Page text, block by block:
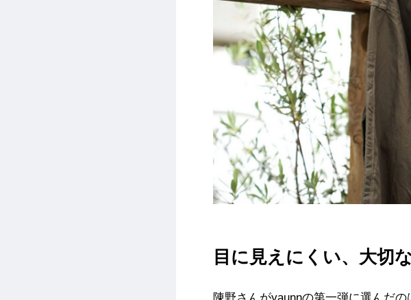
目に見えにくい、大切